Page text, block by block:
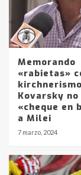
Memorando
«rabietas»
Kovarsky no
«cheque en
a Milei
7 marzo, 2024
3
en